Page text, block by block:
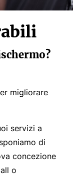
migliorare
servizi a
di
concezione
o